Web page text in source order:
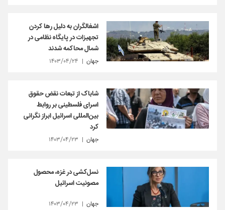
اشغالگران به دلیل رها کردن
تجهیزات در پایگاه نظامی در
شمال محاکمه شدند
جهان ۱۴۰۳/۰۴/۲۴
شاباک از تبعات نقض حقوق
اسرای فلسطینی بر روابط
بین‌المللی اسرائیل ابراز نگرانی
کرد
جهان ۱۴۰۳/۰۴/۲۳
نسل‌کشی در غزه، محصول
مصونیت اسرائیل
جهان ۱۴۰۳/۰۴/۲۳